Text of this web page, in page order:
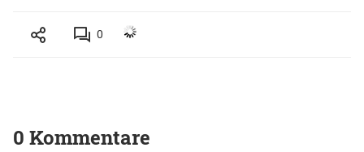
0
0 Kommentare